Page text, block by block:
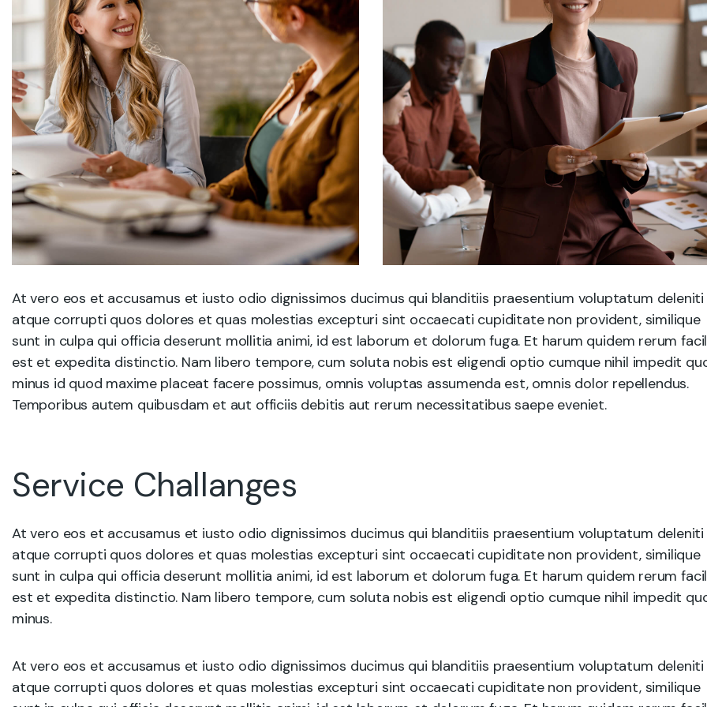
At vero eos et accusamus et iusto odio dignissimos ducimus qui blanditiis praesentium voluptatum deleniti
atque corrupti quos dolores et quas molestias excepturi sint occaecati cupiditate non provident, similique
sunt in culpa qui officia deserunt mollitia animi, id est laborum et dolorum fuga. Et harum quidem rerum
est et expedita distinctio. Nam libero tempore, cum soluta nobis est eligendi optio cumque nihil impedit
minus id quod maxime placeat facere possimus, omnis voluptas assumenda est, omnis dolor repellendus.
Temporibus autem quibusdam et aut officiis debitis aut rerum necessitatibus saepe eveniet.
Service Challanges
At vero eos et accusamus et iusto odio dignissimos ducimus qui blanditiis praesentium voluptatum deleniti
atque corrupti quos dolores et quas molestias excepturi sint occaecati cupiditate non provident, similique
sunt in culpa qui officia deserunt mollitia animi, id est laborum et dolorum fuga. Et harum quidem rerum
est et expedita distinctio. Nam libero tempore, cum soluta nobis est eligendi optio cumque nihil impedit
minus.
At vero eos et accusamus et iusto odio dignissimos ducimus qui blanditiis praesentium voluptatum deleniti
atque corrupti quos dolores et quas molestias excepturi sint occaecati cupiditate non provident, similique